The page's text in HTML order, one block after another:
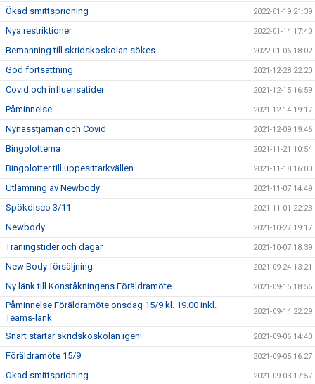
Ökad smittspridning 2022-01-19 21:39
Nya restriktioner 2022-01-14 17:40
Bemanning till skridskoskolan sökes 2022-01-06 18:02
God fortsättning 2021-12-28 22:20
Covid och influensatider 2021-12-15 16:59
Påminnelse 2021-12-14 19:17
Nynässtjärnan och Covid 2021-12-09 19:46
Bingolotterna 2021-11-21 10:54
Bingolotter till uppesittarkvällen 2021-11-18 16:00
Utlämning av Newbody 2021-11-07 14:49
Spökdisco 3/11 2021-11-01 22:23
Newbody 2021-10-27 19:17
Träningstider och dagar 2021-10-07 18:39
New Body försäljning 2021-09-24 13:21
Ny länk till Konståkningens Föräldramöte 2021-09-15 18:56
Påminnelse Föräldramöte onsdag 15/9 kl. 19.00 inkl.
Teams-länk
2021-09-14 22:29
Snart startar skridskoskolan igen! 2021-09-06 14:40
Föräldramöte 15/9 2021-09-05 16:27
Ökad smittspridning 2021-09-03 17:57